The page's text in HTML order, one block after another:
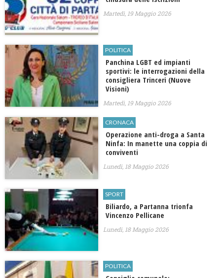
Martedì, 19 Maggio 2026
POLITICA
Panchina LGBT ed impianti
sportivi: le interrogazioni della
consigliera Trinceri (Nuove
Visioni)
Martedì, 19 Maggio 2026
CRONACA
Operazione anti-droga a Santa
Ninfa: In manette una coppia di
conviventi
Lunedì, 18 Maggio 2026
SPORT
Biliardo, a Partanna trionfa
Vincenzo Pellicane
Lunedì, 18 Maggio 2026
POLITICA